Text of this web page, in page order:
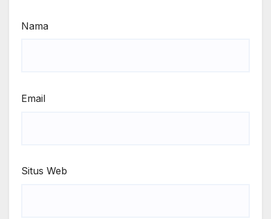
Nama
Email
Situs Web